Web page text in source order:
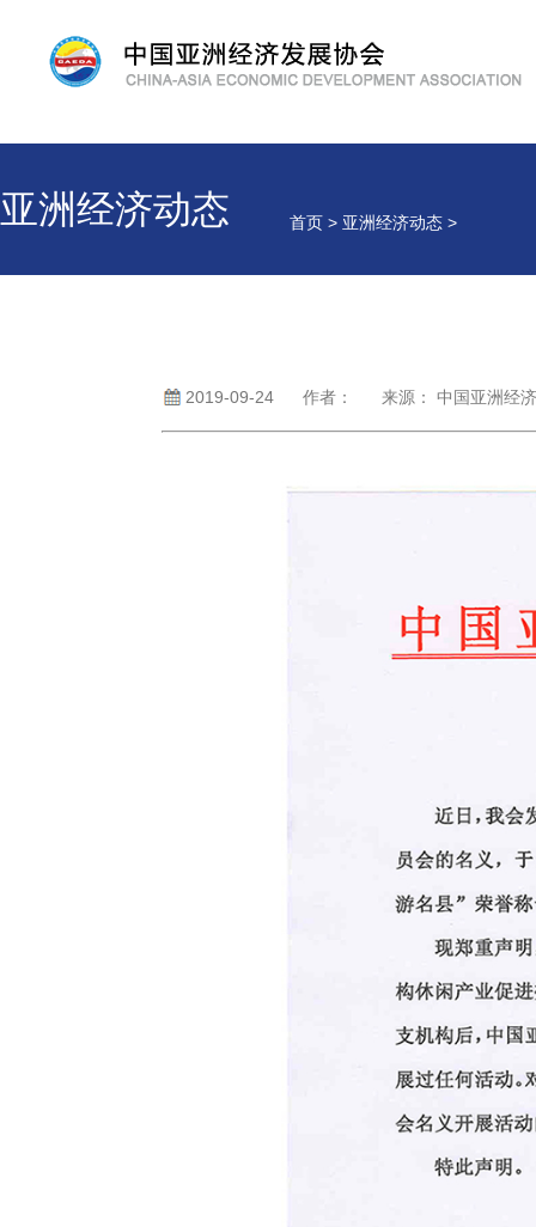
亚洲经济动态 首页 > 亚洲经济动态 >
2019-09-24 作者： 来源： 中国亚洲经济